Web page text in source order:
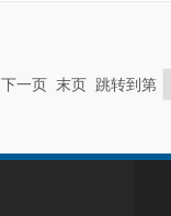
一页 末页 跳转到第